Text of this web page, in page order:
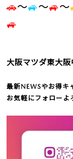
🚗～🚙～🚙～
🚙
大阪マツダ東大阪
最新NEWSやお得キ
お気軽にフォロー よ